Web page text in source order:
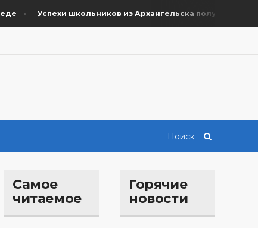
Успехи школьников из Архангельска получили
Самое
читаемое
Горячие
новости